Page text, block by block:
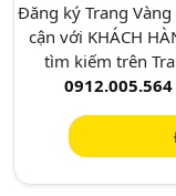
Đăng ký Trang
cận với KHÁCH
tìm kiếm trên
0912.005.564